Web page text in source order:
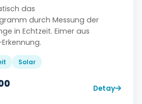
das
durch Messung der
in Echtzeit. Eimer aus
Solar
Detay